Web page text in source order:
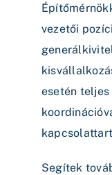
vezetői
esetén teljes
Segítek